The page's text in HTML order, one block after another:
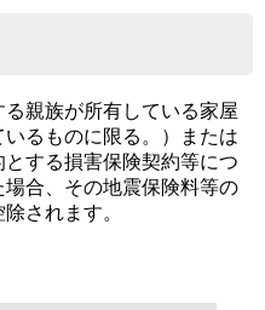
親族が所有している家屋
いるものに限る。）または
する損害保険契約等につ
合、その地震保険料等の
されます。